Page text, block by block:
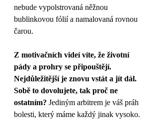
nebude vypolstrovaná něžnou
bublinkovou fólií a namalovaná rovnou
čarou.
Z motivačních videí víte, že životní
pády a prohry se připouštějí.
Nejdůležitější je znovu vstát a jít dál.
Sobě to dovolujete, tak proč ne
ostatním? Jediným arbitrem je váš práh
bolesti, který máme každý jinak vysoko.